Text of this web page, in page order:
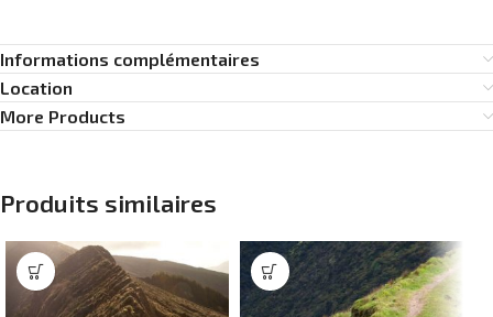
Informations complémentaires
Location
More Products
Produits similaires